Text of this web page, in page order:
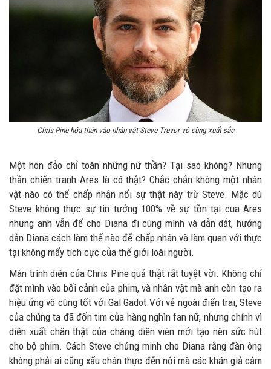
Chris Pine hóa thân vào nhân vật Steve Trevor vô cùng xuất sắc
Một hòn đảo chỉ toàn những nữ thần? Tại sao không? Nhưng
thần chiến tranh Ares là có thật? Chắc chắn không một nhân
vật nào có thể chấp nhận nổi sự thật này trừ Steve. Mặc dù
Steve không thực sự tin tưởng 100% về sự tồn tại cua Ares
nhưng anh vẫn để cho Diana đi cùng mình và dẫn dắt, hướng
dẫn Diana cách làm thế nào để chấp nhân và làm quen với thực
tại không mấy tích cực của thế giới loài người.
Màn trình diễn của Chris Pine quả thật rất tuyệt vời. Không chỉ
đặt mình vào bối cảnh của phim, và nhân vật mà anh còn tạo ra
hiệu ứng vô cùng tốt với Gal Gadot.Với vẻ ngoài điển trai, Steve
của chúng ta đã đốn tim của hàng nghìn fan nữ, nhưng chính vì
diễn xuất chân thật của chàng diễn viên mới tạo nên sức hút
cho bộ phim. Cách Steve chứng minh cho Diana rằng đàn ông
không phải ai cũng xấu chân thực đến nỗi mà các khán giả cảm